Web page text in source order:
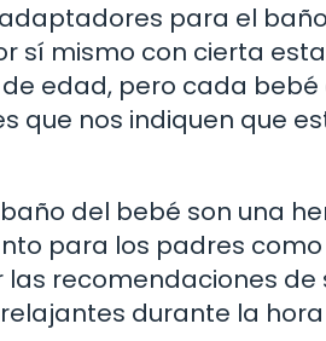
para el
sí mismo con cierta
edad, pero cada bebé
que nos indiquen que
del bebé son una
para los padres como
recomendaciones
durante la